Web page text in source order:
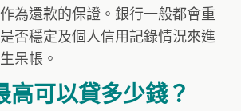
為還款的保證。銀行一般都會重
否穩定及個人信用記錄情況來進
呆帳。
高可以貸多少錢？